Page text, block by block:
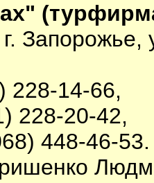
228-14-66,
228-20-42,
448-46-53.